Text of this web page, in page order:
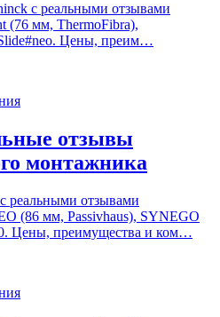
с реальными отзывами
(76 мм, ThermoFibra),
Цены, преим…
отзывы
монтажника
реальными отзывами
(86 мм, Passivhaus), SYNEGO
Цены, преимущества и ком…